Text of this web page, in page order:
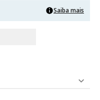
Saiba mais